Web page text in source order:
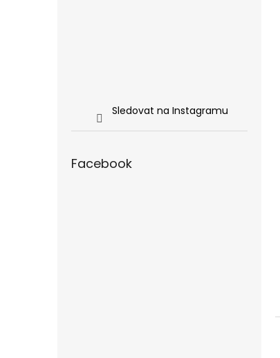
Sledovat na Instagramu
Facebook